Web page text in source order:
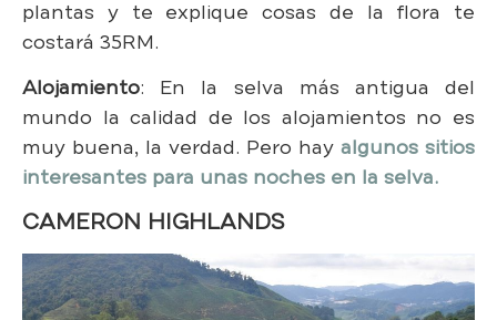
plantas y te explique cosas de la flora te
costará 35RM.
Alojamiento: En la selva más antigua del
mundo la calidad de los alojamientos no es
muy buena, la verdad. Pero hay algunos sitios
interesantes para unas noches en la selva.
CAMERON HIGHLANDS